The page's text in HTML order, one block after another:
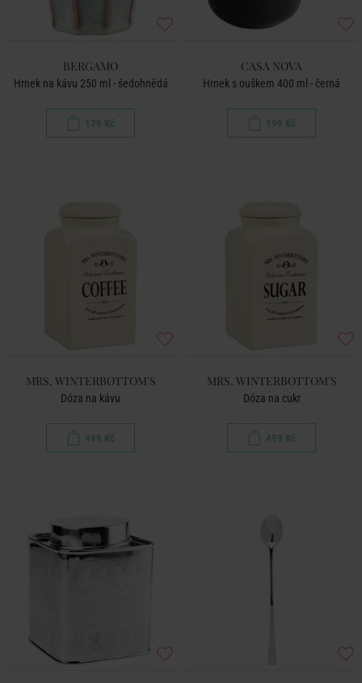
BERGAMO
Hrnek na kávu 250 ml - šedohnědá
179 Kč
CASA NOVA
Hrnek s ouškem 400 ml - černá
199 Kč
MRS. WINTERBOTTOM'S
Dóza na kávu
499 Kč
MRS. WINTERBOTTOM'S
Dóza na cukr
499 Kč